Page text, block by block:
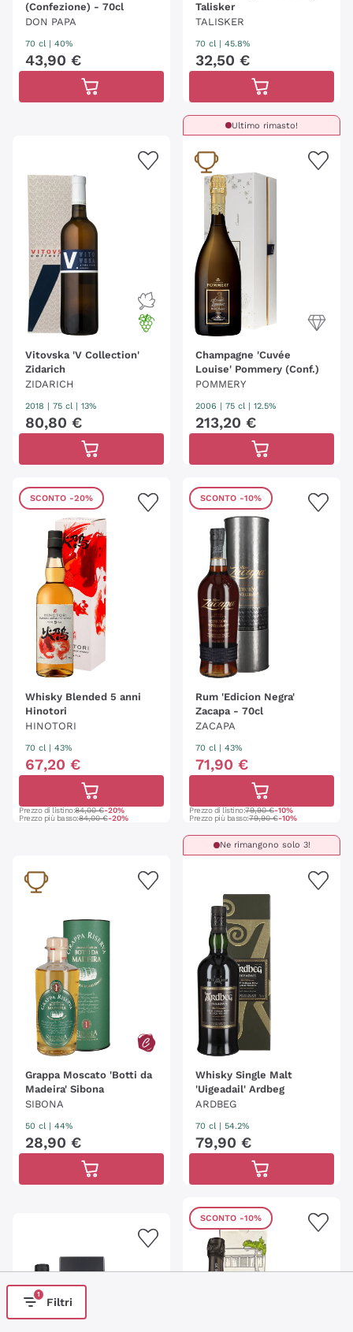
(Confezione) - 70cl
DON PAPA
70 cl | 40%
43,90 €
Talisker
TALISKER
70 cl | 45.8%
32,50 €
Vitovska 'V Collection'
Zidarich
ZIDARICH
2018 | 75 cl | 13%
80,80 €
Ultimo rimasto!
Champagne 'Cuvée
Louise' Pommery (Conf.)
POMMERY
2006 | 75 cl | 12.5%
213,20 €
SCONTO -20%
Whisky Blended 5 anni
Hinotori
HINOTORI
70 cl | 43%
67,20 €
Prezzo di listino:84,00 €-20%
Prezzo più basso:84,00 €-20%
SCONTO -10%
Rum 'Edicion Negra'
Zacapa - 70cl
ZACAPA
70 cl | 43%
71,90 €
Prezzo di listino:79,90 €-10%
Prezzo più basso:79,90 €-10%
Grappa Moscato 'Botti da
Madeira' Sibona
SIBONA
50 cl | 44%
28,90 €
Ne rimangono solo 3!
Whisky Single Malt
'Uigeadail' Ardbeg
ARDBEG
70 cl | 54.2%
79,90 €
SCONTO -10%
1
Filtri